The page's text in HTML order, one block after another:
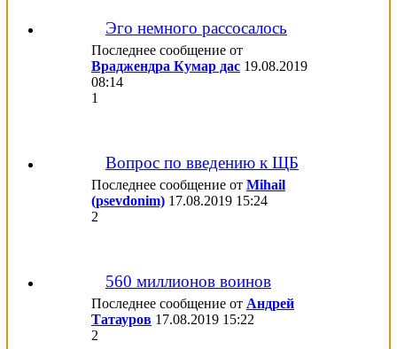
Эго немного рассосалось
Последнее сообщение от
Враджендра Кумар дас 19.08.2019
08:14
1
Вопрос по введению к ЩБ
Последнее сообщение от Mihail
(psevdonim) 17.08.2019 15:24
2
560 миллионов воинов
Последнее сообщение от Андрей
Татауров 17.08.2019 15:22
2